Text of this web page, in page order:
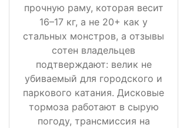
прочную раму, которая весит
16–17 кг, а не 20+ как у
стальных монстров, а отзывы
сотен владельцев
подтверждают: велик не
убиваемый для городского и
паркового катания. Дисковые
тормоза работают в сырую
погоду, трансмиссия на